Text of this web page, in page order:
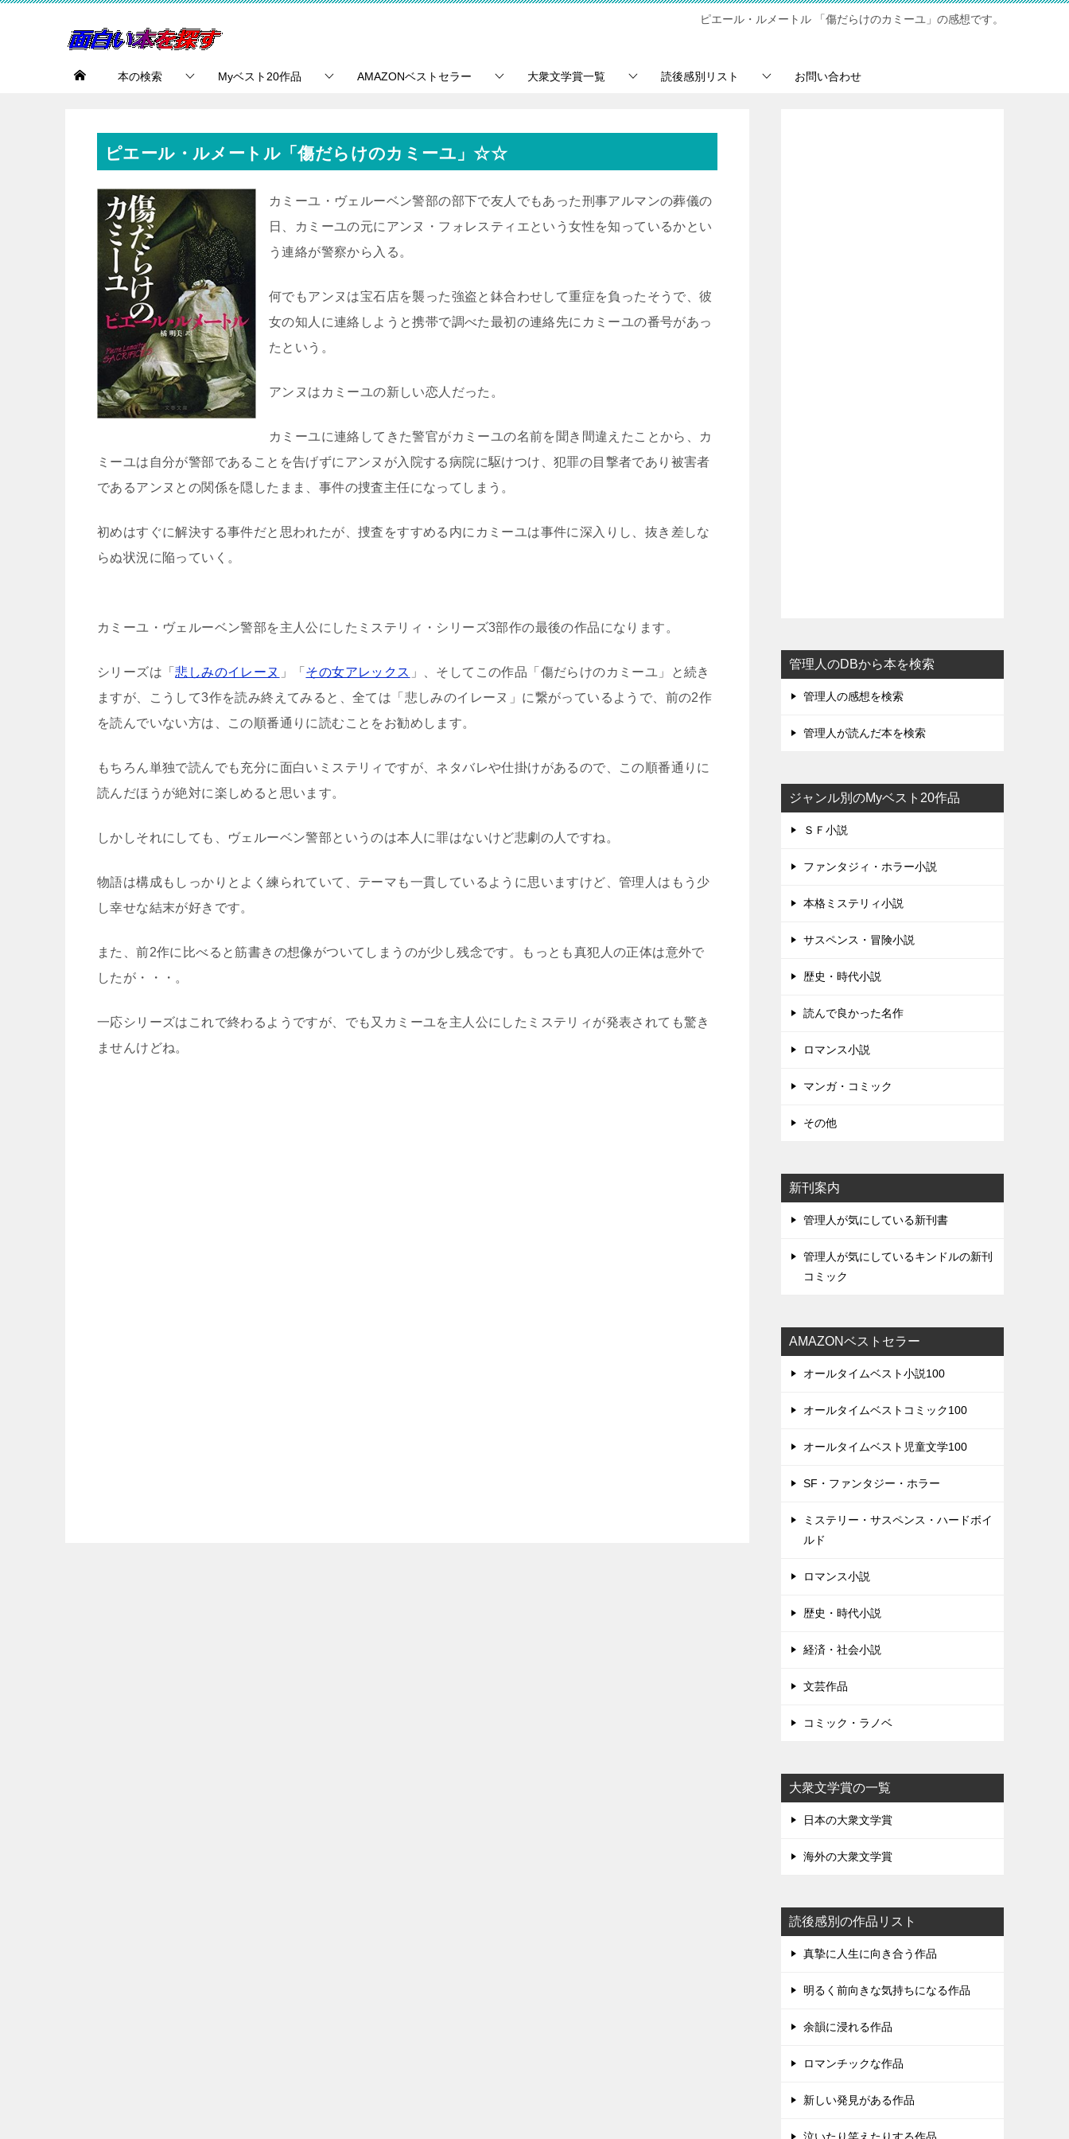
ピエール・ルメートル 「傷だらけのカミーユ」の感想です。
本の検索 Myベスト20作品 AMAZONベストセラー 大衆文学賞一覧 読後感別リスト お問い合わせ
ピエール・ルメートル「傷だらけのカミーユ」☆☆
カミーユ・ヴェルーベン警部の部下で友人でもあった刑事アルマンの葬儀の
日、カミーユの元にアンヌ・フォレスティエという女性を知っているかとい
う連絡が警察から入る。
何でもアンヌは宝石店を襲った強盗と鉢合わせして重症を負ったそうで、彼
女の知人に連絡しようと携帯で調べた最初の連絡先にカミーユの番号があっ
たという。
アンヌはカミーユの新しい恋人だった。
カミーユに連絡してきた警官がカミーユの名前を聞き間違えたことから、カ
ミーユは自分が警部であることを告げずにアンヌが入院する病院に駆けつけ、犯罪の目撃者であり被害者
であるアンヌとの関係を隠したまま、事件の捜査主任になってしまう。
初めはすぐに解決する事件だと思われたが、捜査をすすめる内にカミーユは事件に深入りし、抜き差しな
らぬ状況に陥っていく。
カミーユ・ヴェルーベン警部を主人公にしたミステリィ・シリーズ3部作の最後の作品になります。
シリーズは「悲しみのイレーヌ 」「 その女アレックス 」、そしてこの作品「傷だらけのカミーユ」と続き
ますが、こうして3作を読み終えてみると、全ては「悲しみのイレーヌ」に繋がっているようで、前の2作
を読んでいない方は、この順番通りに読むことをお勧めします。
もちろん単独で読んでも充分に面白いミステリィですが、ネタバレや仕掛けがあるので、この順番通りに
読んだほうが絶対に楽しめると思います。
しかしそれにしても、ヴェルーベン警部というのは本人に罪はないけど悲劇の人ですね。
物語は構成もしっかりとよく練られていて、テーマも一貫しているように思いますけど、管理人はもう少
し幸せな結末が好きです。
また、前2作に比べると筋書きの想像がついてしまうのが少し残念です。もっとも真犯人の正体は意外で
したが・・・。
一応シリーズはこれで終わるようですが、でも又カミーユを主人公にしたミステリィが発表されても驚き
ませんけどね。
管理人のDBから本を検索
管理人の感想を検索
管理人が読んだ本を検索
ジャンル別のMyベスト20作品
ＳＦ小説
ファンタジィ・ホラー小説
本格ミステリィ小説
サスペンス・冒険小説
歴史・時代小説
読んで良かった名作
ロマンス小説
マンガ・コミック
その他
新刊案内
管理人が気にしている新刊書
管理人が気にしているキンドルの新刊
コミック
AMAZONベストセラー
オールタイムベスト小説100
オールタイムベストコミック100
オールタイムベスト児童文学100
SF・ファンタジー・ホラー
ミステリー・サスペンス・ハードボイ
ルド
ロマンス小説
歴史・時代小説
経済・社会小説
文芸作品
コミック・ラノベ
大衆文学賞の一覧
日本の大衆文学賞
海外の大衆文学賞
読後感別の作品リスト
真摯に人生に向き合う作品
明るく前向きな気持ちになる作品
余韻に浸れる作品
ロマンチックな作品
新しい発見がある作品